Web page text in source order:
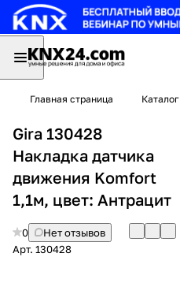
Главная страница Каталог
Gira 130428
Накладка датчика
движения Komfort
1,1м, цвет: Антрацит
0
Нет отзывов
Арт. 130428